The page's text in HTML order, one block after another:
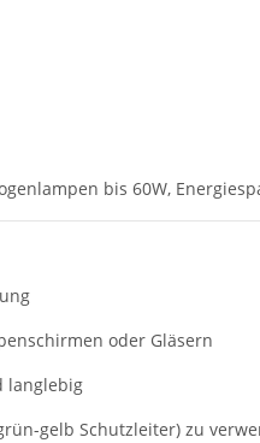
bis 60W,
oder Gläsern
langlebig
gelb Schutzleiter) zu